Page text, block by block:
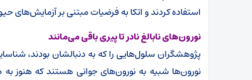
استفاده کردند و اتکا به فرضیات مبتنی بر آزمایش‌های
نورون‌های نابالغ نادر تا پیری باقی می‌مانند
پژوهشگران سلول‌هایی را که به دنبالشان بودند،
نورون‌ها شبیه به نورون‌های جوانی هستند که هنوز